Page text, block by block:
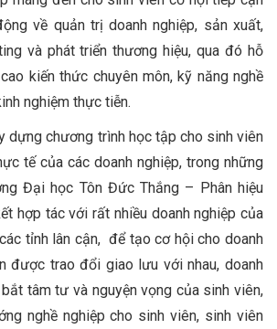
về quản trị doanh nghiệp, sản xuất,
và phát triển thương hiệu, qua đó hỗ
kiến thức chuyên môn, kỹ năng nghề
nghiệm thực tiễn.
dựng chương trình học tập cho sinh viên
tế của các doanh nghiệp, trong những
Đại học Tôn Đức Thắng – Phân hiệu
hợp tác với rất nhiều doanh nghiệp của
tỉnh lân cận, để tạo cơ hội cho doanh
được trao đổi giao lưu với nhau, doanh
tâm tư và nguyện vọng của sinh viên,
nghề nghiệp cho sinh viên, sinh viên